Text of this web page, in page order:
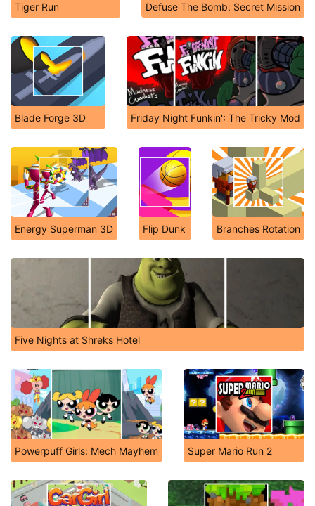
Tiger Run Defuse The Bomb: Secret Mission
Blade Forge 3D Friday Night Funkin': The Tricky Mod
Energy Superman 3D Flip Dunk Branches Rotation
Five Nights at Shreks Hotel
Powerpuff Girls: Mech Mayhem Super Mario Run 2